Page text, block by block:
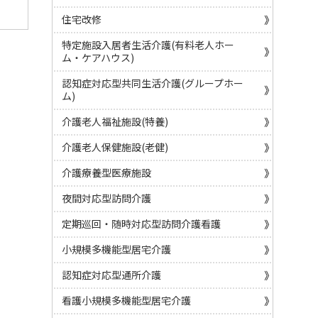
住宅改修
特定施設入居者生活介護(有料老人ホー
ム・ケアハウス)
認知症対応型共同生活介護(グループホー
ム)
介護老人福祉施設(特養)
介護老人保健施設(老健)
介護療養型医療施設
夜間対応型訪問介護
定期巡回・随時対応型訪問介護看護
小規模多機能型居宅介護
認知症対応型通所介護
看護小規模多機能型居宅介護